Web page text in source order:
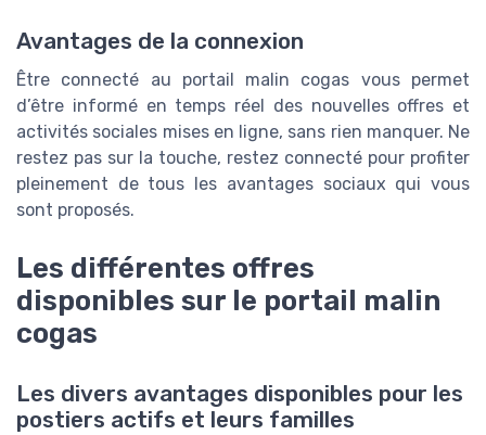
Avantages de la connexion
Être connecté au portail malin cogas vous permet
d’être informé en temps réel des nouvelles offres et
activités sociales mises en ligne, sans rien manquer. Ne
restez pas sur la touche, restez connecté pour profiter
pleinement de tous les avantages sociaux qui vous
sont proposés.
Les différentes offres
disponibles sur le portail malin
cogas
Les divers avantages disponibles pour les
postiers actifs et leurs familles